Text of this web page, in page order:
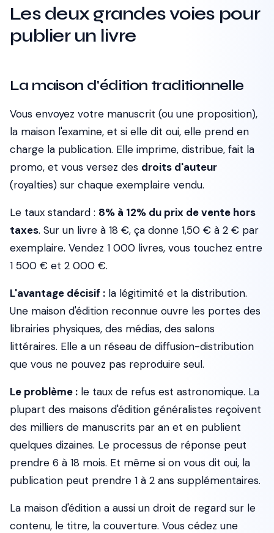
Les deux grandes voies pour
publier un livre
La maison d'édition traditionnelle
Vous envoyez votre manuscrit (ou une proposition),
la maison l'examine, et si elle dit oui, elle prend en
charge la publication. Elle imprime, distribue, fait la
promo, et vous versez des droits d'auteur
(royalties) sur chaque exemplaire vendu.
Le taux standard : 8% à 12% du prix de vente hors
taxes. Sur un livre à 18 €, ça donne 1,50 € à 2 € par
exemplaire. Vendez 1 000 livres, vous touchez entre
1 500 € et 2 000 €.
L'avantage décisif : la légitimité et la distribution.
Une maison d'édition reconnue ouvre les portes des
librairies physiques, des médias, des salons
littéraires. Elle a un réseau de diffusion-distribution
que vous ne pouvez pas reproduire seul.
Le problème : le taux de refus est astronomique. La
plupart des maisons d'édition généralistes reçoivent
des milliers de manuscrits par an et en publient
quelques dizaines. Le processus de réponse peut
prendre 6 à 18 mois. Et même si on vous dit oui, la
publication peut prendre 1 à 2 ans supplémentaires.
La maison d'édition a aussi un droit de regard sur le
contenu, le titre, la couverture. Vous cédez une